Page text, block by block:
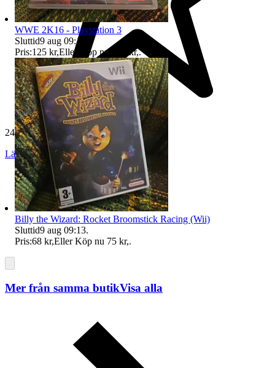
24 459 omdömen
Läs omdömen Följ
WWE 2K16 - Playstation 3
Sluttid9 aug 09:13
Pris:125 kr,Eller Köp nu 130 kr,.
Billy the Wizard: Rocket Broomstick Racing (Wii)
Sluttid9 aug 09:13.
Pris:68 kr,Eller Köp nu 75 kr,.
Mer från samma butikVisa alla